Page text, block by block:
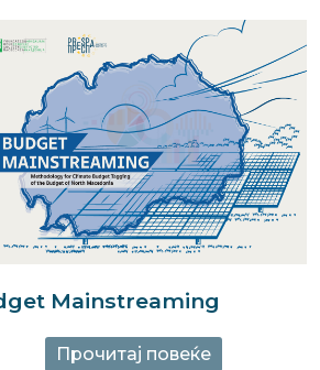
Mainstreaming
Прочитај повеќе